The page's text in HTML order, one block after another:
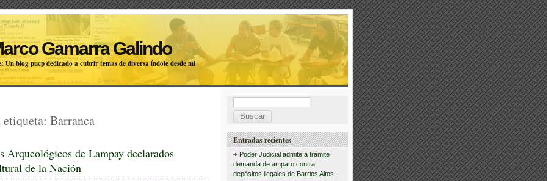
Gamarra Galindo
Un blog pucp dedicado a cubrir temas de diversa índole desde mi
Barranca
Arqueológicos de Lampay declarados
de la Nación
B
u
s
c
a
Entradas recientes
Poder Judicial admite a trámite
demanda de amparo contra
depósitos ilegales de Barrios Altos